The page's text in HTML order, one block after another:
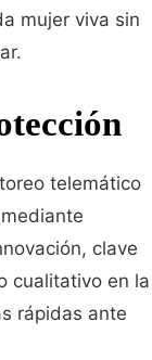
mujer viva sin
telemático
clave
cualitativo en la
rápidas ante